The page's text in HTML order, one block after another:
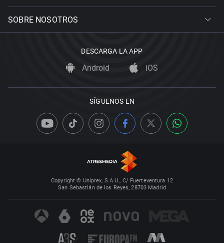
SOBRE NOSOTROS
DESCARGA LA APP
Android iOS
SÍGUENOS EN
Copyright © Uniprex, S.A.U., C/ Fuerteventura 12
San Sebastián de los Reyes, 28703 Madrid